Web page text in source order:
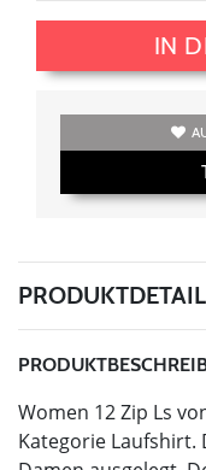
IN
Women 12 Zip Ls
Kategorie Laufshirt.